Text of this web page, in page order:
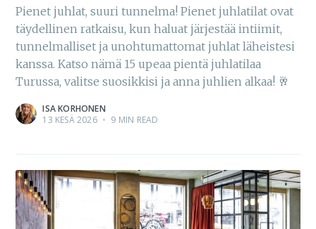
Pienet juhlat, suuri tunnelma! Pienet juhlatilat ovat
täydellinen ratkaisu, kun haluat järjestää intiimit,
tunnelmalliset ja unohtumattomat juhlat läheistesi
kanssa. Katso nämä 15 upeaa pientä juhlatilaa
Turussa, valitse suosikkisi ja anna juhlien alkaa! 🥂
ISA KORHONEN
13 KESÄ 2026 • 9 MIN READ